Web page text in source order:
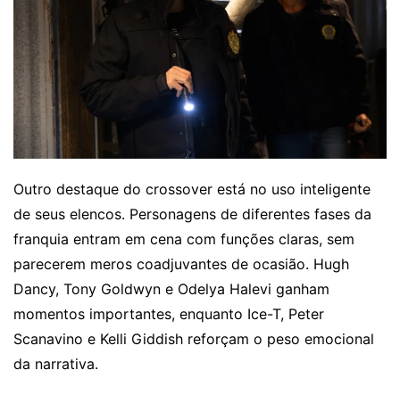
Outro destaque do crossover está no uso inteligente
de seus elencos. Personagens de diferentes fases da
franquia entram em cena com funções claras, sem
parecerem meros coadjuvantes de ocasião. Hugh
Dancy, Tony Goldwyn e Odelya Halevi ganham
momentos importantes, enquanto Ice-T, Peter
Scanavino e Kelli Giddish reforçam o peso emocional
da narrativa.